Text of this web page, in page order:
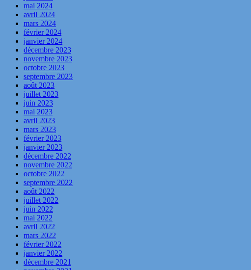
mai 2024
avril 2024
mars 2024
février 2024
janvier 2024
décembre 2023
novembre 2023
octobre 2023
septembre 2023
août 2023
juillet 2023
juin 2023
mai 2023
avril 2023
mars 2023
février 2023
janvier 2023
décembre 2022
novembre 2022
octobre 2022
septembre 2022
août 2022
juillet 2022
juin 2022
mai 2022
avril 2022
mars 2022
février 2022
janvier 2022
décembre 2021